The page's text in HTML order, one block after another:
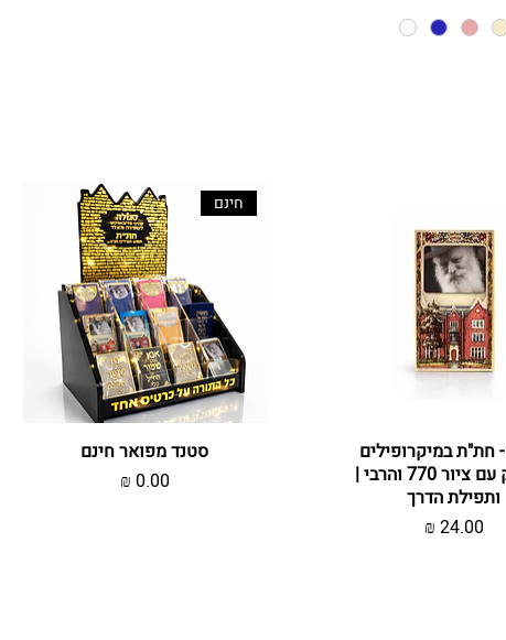
תצוגה מהירה
5020 - חת"ת במיקרופילים
בנרתיק עם ציור 770 והרבי |
ותפילת הדרך
מחיר
תצוגה מהירה
חינם
סטנד מפואר חינם
מחיר